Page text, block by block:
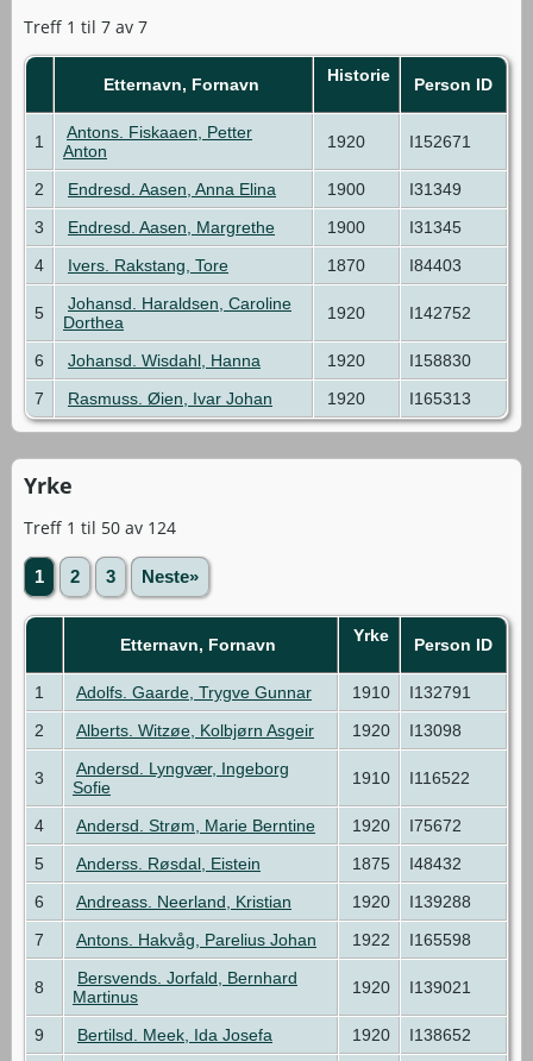
Treff 1 til 7 av 7
Etternavn, Fornavn Historie Person ID
1
Antons. Fiskaaen, Petter
Anton
1920 I152671
2 Endresd. Aasen, Anna Elina 1900
I31349
3
Endresd. Aasen, Margrethe 1900
I31345
4
Ivers. Rakstang, Tore 1870 I84403
5
Johansd. Haraldsen, Caroline
Dorthea
1920 I142752
6 Johansd. Wisdahl, Hanna 1920
I158830
7
Rasmuss. Øien, Ivar Johan 1920 I165313
Yrke
Treff 1 til 50 av 124
1 2 3 Neste»
Etternavn, Fornavn Yrke Person ID
1 Adolfs. Gaarde, Trygve Gunnar 1910
I132791
2
Alberts. Witzøe, Kolbjørn Asgeir 1920 I13098
3
Andersd. Lyngvær, Ingeborg
Sofie
1910 I116522
4 Andersd. Strøm, Marie Berntine 1920
I75672
5
Anderss. Røsdal, Eistein 1875
I48432
6
Andreass. Neerland, Kristian 1920
I139288
7
Antons. Hakvåg, Parelius Johan 1922 I165598
8
Bersvends. Jorfald, Bernhard
Martinus
1920 I139021
9 Bertilsd. Meek, Ida Josefa 1920 I138652